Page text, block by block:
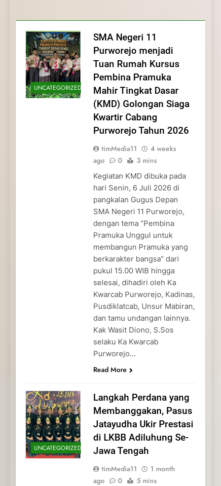
dan Pengabdian Generasi
Pramuka
Pramuka
Kepedulian
UNCATEGORIZED
SMA Negeri 11
Purworejo menjadi
Tuan Rumah Kursus
Pembina Pramuka
Mahir Tingkat Dasar
(KMD) Golongan Siaga
Kwartir Cabang
Purworejo Tahun 2026
timMedia11
4 weeks
ago
0 3 mins
Kegiatan KMD dibuka pada
hari Senin, 6 Juli 2026 di
pangkalan Gugus Depan
SMA Negeri 11 Purworejo,
dengan tema “Pembina
Pramuka Unggul untuk
membangun Pramuka yang
berkarakter bangsa” dari
pukul 15.00 WIB hingga
selesai, dihadiri oleh Ka
Kwarcab Purworejo, Kadinas,
Pusdiklatcab, Unsur Mabiran,
dan tamu undangan lainnya.
Kak Wasit Diono, S.Sos
selaku Ka Kwarcab
Purworejo…
Read More
UNCATEGORIZED
Langkah Perdana yang
Membanggakan, Pasus
Jatayudha Ukir Prestasi
di LKBB Adiluhung Se-
Jawa Tengah
timMedia11
1 month
ago
0 5 mins